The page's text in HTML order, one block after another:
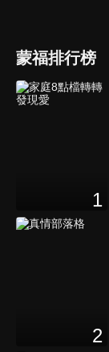
蒙福排行榜
1
2